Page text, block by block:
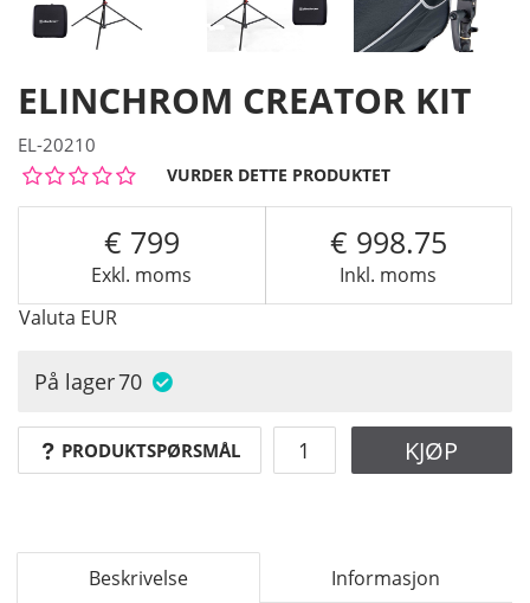
ELINCHROM CREATOR KIT
EL-20210
VURDER DETTE PRODUKTET
Exkl. moms
799
Inkl. moms
998.75
Valuta EUR
På lager70
PRODUKTSPØRSMÅL KJØP
Beskrivelse Informasjon